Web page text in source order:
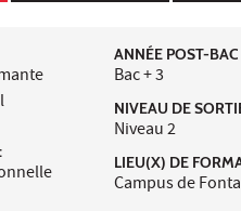
ANNÉE POST-
Bac + 3
NIVEAU DE
Niveau 2
LIEU(X) DE
Campus de